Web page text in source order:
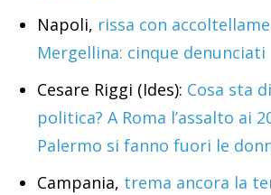
Napoli, rissa con
Mergellina: cinque denunciati
Cesare Riggi (Ides): Cosa sta
politica? A Roma l’assalto ai
Palermo si fanno fuori le
Campania, trema ancora la